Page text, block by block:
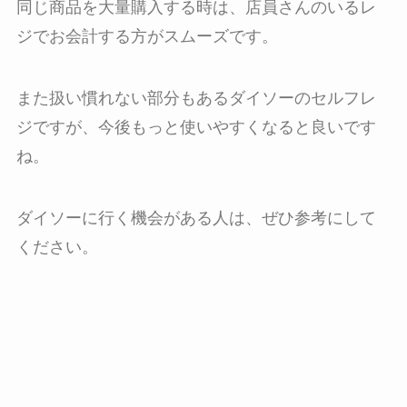
同じ商品を大量購入する時は、店員さんのいるレ
ジでお会計する方がスムーズです。
また扱い慣れない部分もあるダイソーのセルフレ
ジですが、今後もっと使いやすくなると良いです
ね。
ダイソーに行く機会がある人は、ぜひ参考にして
ください。